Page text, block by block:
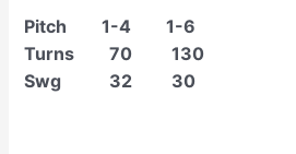
Pitch 1-4 1-6
Turns 70 130
Swg 32 30